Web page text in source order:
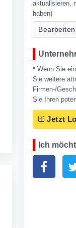
aktualisieren,
haben)
Bearbeiten
* Wenn Sie
Sie weitere
Firmen-/
Sie Ihren
Jetzt
Ich